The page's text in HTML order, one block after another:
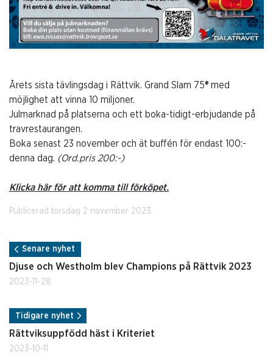
Årets sista tävlingsdag i Rättvik. Grand Slam 75® med
möjlighet att vinna 10 miljoner.
Julmarknad på platserna och ett boka-tidigt-erbjudande på
travrestaurangen.
Boka senast 23 november och ät buffén för endast 100:-
denna dag. (Ord.pris 200:-)
Klicka här för att komma till förköpet.
Publicerad torsdag 2 november 2023.
Senare nyhet
Djuse och Westholm blev Champions på Rättvik 2023
2023-11-28
Tidigare nyhet
Rättviksuppfödd häst i Kriteriet
2023-10-11